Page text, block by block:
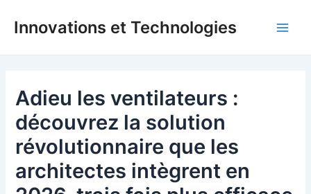
Innovations et Technologies
Adieu les ventilateurs :
découvrez la solution
révolutionnaire que les
architectes intègrent en